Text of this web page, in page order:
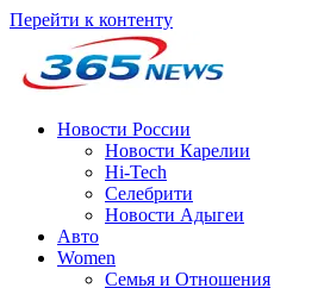
Перейти к контенту
Новости России
Новости Карелии
Hi-Tech
Селебрити
Новости Адыгеи
Авто
Women
Семья и Отношения